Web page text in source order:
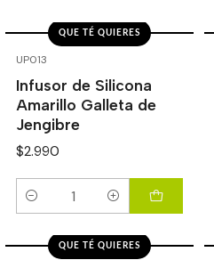
UP013
QUE TÉ QUIERES
Infusor de Silicona
Amarillo Galleta de
Jengibre
$2.990
Cantidad
QUE TÉ QUIERES